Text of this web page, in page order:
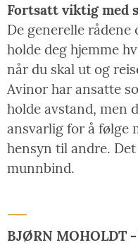
Fortsatt viktig med
De generelle rådene
holde deg hjemme
når du skal ut og
Avinor har ansatte
holde avstand, men
ansvarlig for å følge
hensyn til andre.
munnbind.
BJØRN MOHOLDT -